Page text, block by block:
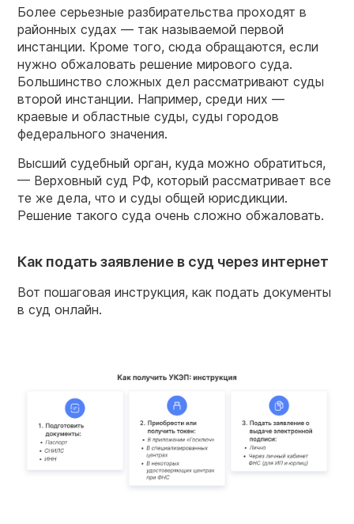
Более серьезные разбирательства проходят в
районных судах — так называемой первой
инстанции. Кроме того, сюда обращаются, если
нужно обжаловать решение мирового суда.
Большинство сложных дел рассматривают суды
второй инстанции. Например, среди них —
краевые и областные суды, суды городов
федерального значения.
Высший судебный орган, куда можно обратиться,
— Верховный суд РФ, который рассматривает все
те же дела, что и суды общей юрисдикции.
Решение такого суда очень сложно обжаловать.
Как подать заявление в суд через интернет
Вот пошаговая инструкция, как подать документы
в суд онлайн.